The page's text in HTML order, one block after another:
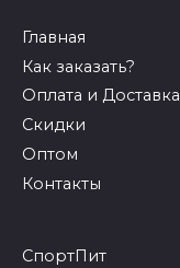
Главная
Как заказать?
Оплата и Доставка
Скидки
Оптом
Контакты
СпортПит